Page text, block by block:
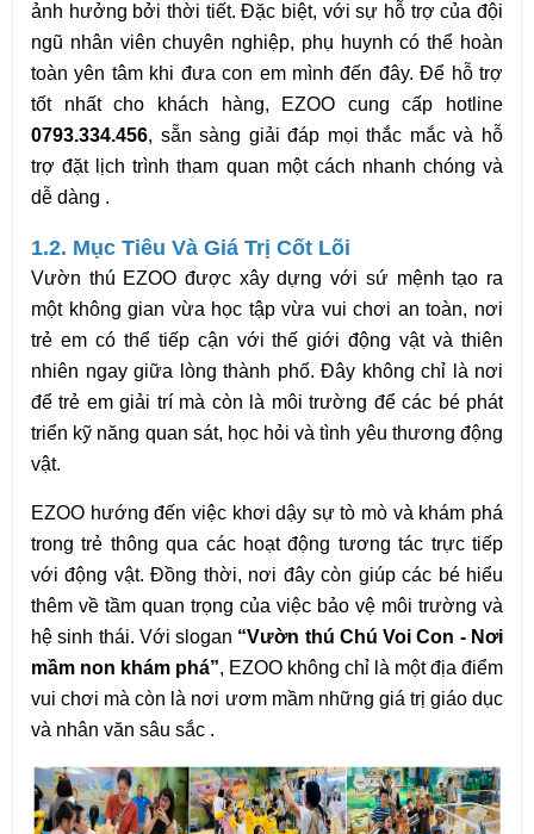
ảnh hưởng bởi thời tiết. Đặc biệt, với sự hỗ trợ của đội
ngũ nhân viên chuyên nghiệp, phụ huynh có thể hoàn
toàn yên tâm khi đưa con em mình đến đây. Để hỗ trợ
0793.334.456, sẵn sàng giải đáp mọi thắc mắc và hỗ
trợ đặt lịch trình tham quan một cách nhanh chóng và
dễ dàng .
1.2. Mục Tiêu Và Giá Trị Cốt Lõi
Vườn thú EZOO được xây dựng với sứ mệnh tạo ra
một không gian vừa học tập vừa vui chơi an toàn, nơi
trẻ em có thể tiếp cận với thế giới động vật và thiên
nhiên ngay giữa lòng thành phố. Đây không chỉ là nơi
để trẻ em giải trí mà còn là môi trường để các bé phát
triển kỹ năng quan sát, học hỏi và tình yêu thương động
vật.
EZOO hướng đến việc khơi dậy sự tò mò và khám phá
trong trẻ thông qua các hoạt động tương tác trực tiếp
với động vật. Đồng thời, nơi đây còn giúp các bé hiểu
thêm về tầm quan trọng của việc bảo vệ môi trường và
hệ sinh thái. Với slogan “Vườn thú Chú Voi Con - Nơi
mầm non khám phá”, EZOO không chỉ là một địa điểm
vui chơi mà còn là nơi ươm mầm những giá trị giáo dục
và nhân văn sâu sắc .